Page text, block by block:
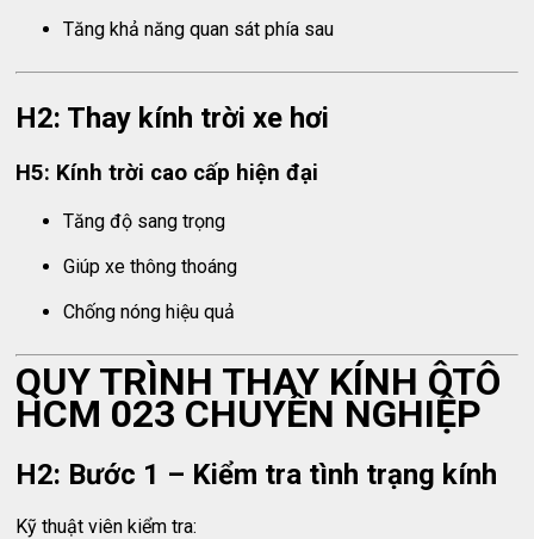
Tăng khả năng quan sát phía sau
H2: Thay kính trời xe hơi
H5: Kính trời cao cấp hiện đại
Tăng độ sang trọng
Giúp xe thông thoáng
Chống nóng hiệu quả
QUY TRÌNH THAY KÍNH ÔTÔ
HCM 023 CHUYÊN NGHIỆP
H2: Bước 1 – Kiểm tra tình trạng kính
Kỹ thuật viên kiểm tra: